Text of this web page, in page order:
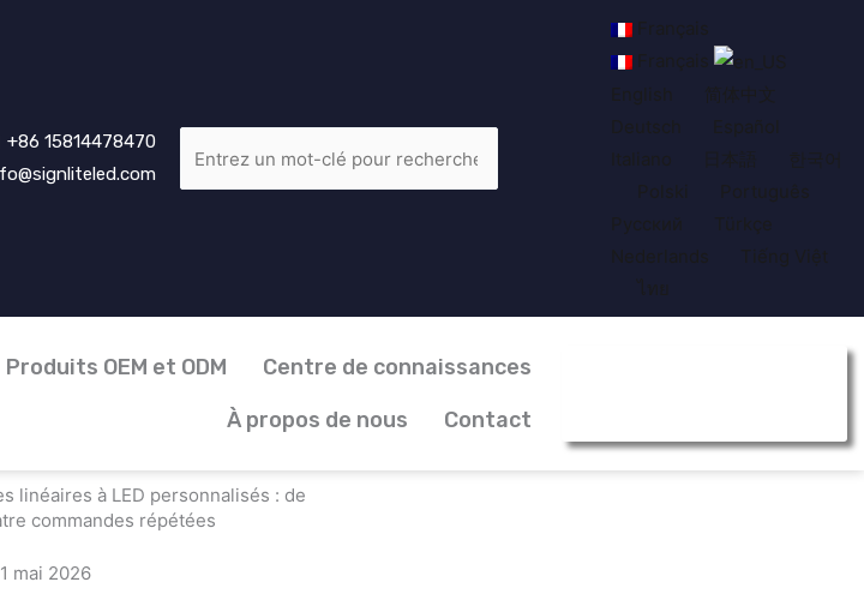
+86 15814478470
Français
Français
Produits OEM et ODM
Centre de connaissances
À propos de nous
Contact
linéaires à LED personnalisés : de
commandes répétées
mai 2026